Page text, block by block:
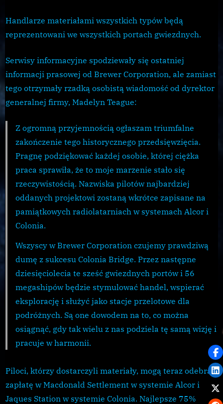
Handlarze materiałami wszystkich typów będą
reprezentowani we wszystkich portach gwiezdnych.
Serwisy informacyjne spodziewały się ostatniej
informacji prasowej od Brewer Corporation, ale zamiast
tego otrzymały rzadką osobistą wiadomość od dyrektor
generalnej firmy, Madelyn Teague:
Z ogromną przyjemnością ogłaszam triumfalne
zakończenie tego historycznego przedsięwzięcia.
Pragnę podziękować każdej osobie, której ciężka
praca sprawiła, że to moje marzenie stało się
rzeczywistością. Nazwiska pilotów najbardziej
oddanych projektowi zostaną wkrótce zapisane na
pamiątkowych radiolatarniach w systemach Alcor i
Colonia.
Wszyscy w Brewer Corporation czujemy prawdziwą
dumę z sukcesu Colonia Bridge. Przez następne
dziesięciolecia te sześć gwiezdnych portów i 56
megashipów będzie stymulować handel, wspierać
eksplorację i służyć jako stacje przelotowe dla
podróżnych. Są one dowodem na to, co można
osiągnąć, gdy tak wielu z nas podziela tę samą wizję i
pracuje w harmonii.
Piloci, którzy dostarczyli materiały, mogą teraz odebrać
zapłatę w Macdonald Settlement w systemie Alcor i
Jaques Station w systemie Colonia. Najlepsze 75%